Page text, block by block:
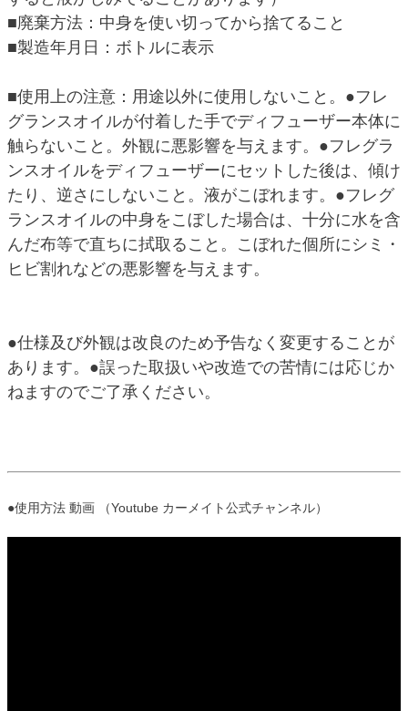
■廃棄方法：中身を使い切ってから捨てること
■製造年月日：ボトルに表示
■使用上の注意：用途以外に使用しないこと。●フレ
グランスオイルが付着した手でディフューザー本体に
触らないこと。外観に悪影響を与えます。●フレグラ
ンスオイルをディフューザーにセットした後は、傾け
たり、逆さにしないこと。液がこぼれます。●フレグ
ランスオイルの中身をこぼした場合は、十分に水を含
んだ布等で直ちに拭取ること。こぼれた個所にシミ・
ヒビ割れなどの悪影響を与えます。
●仕様及び外観は改良のため予告なく変更することが
あります。●誤った取扱いや改造での苦情には応じか
ねますのでご了承ください。
●使用方法 動画 （Youtube カーメイト公式チャンネル）